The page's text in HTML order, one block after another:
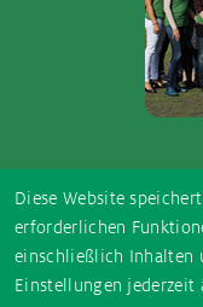
E-
Diese Website
erforderlichen
einschließlich Inhalten
Einstellungen jederzeit